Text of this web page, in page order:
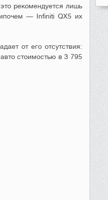
рекомендуется лишь
— Infiniti QX5 их
от его отсутствия:
стоимостью в 3 795